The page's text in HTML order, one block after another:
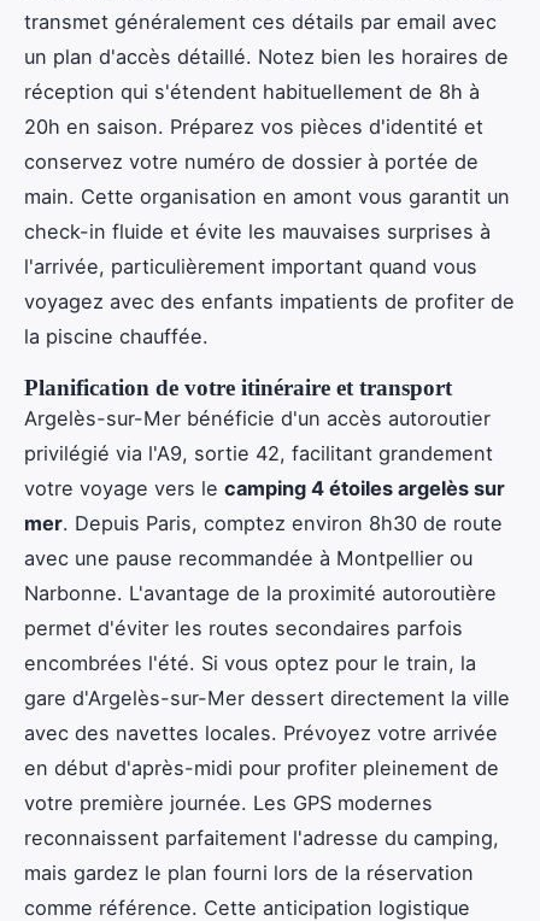
transmet généralement ces détails par email avec
un plan d'accès détaillé. Notez bien les horaires de
réception qui s'étendent habituellement de 8h à
20h en saison. Préparez vos pièces d'identité et
conservez votre numéro de dossier à portée de
main. Cette organisation en amont vous garantit un
check-in fluide et évite les mauvaises surprises à
l'arrivée, particulièrement important quand vous
voyagez avec des enfants impatients de profiter de
la piscine chauffée.
Planification de votre itinéraire et transport
Argelès-sur-Mer bénéficie d'un accès autoroutier
privilégié via l'A9, sortie 42, facilitant grandement
votre voyage vers le camping 4 étoiles argelès sur
mer. Depuis Paris, comptez environ 8h30 de route
avec une pause recommandée à Montpellier ou
Narbonne. L'avantage de la proximité autoroutière
permet d'éviter les routes secondaires parfois
encombrées l'été. Si vous optez pour le train, la
gare d'Argelès-sur-Mer dessert directement la ville
avec des navettes locales. Prévoyez votre arrivée
en début d'après-midi pour profiter pleinement de
votre première journée. Les GPS modernes
reconnaissent parfaitement l'adresse du camping,
mais gardez le plan fourni lors de la réservation
comme référence. Cette anticipation logistique